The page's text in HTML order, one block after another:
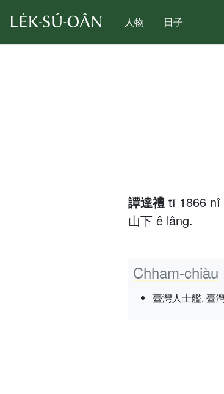
人物 日子
譚達禮 tī 1866 nî
山下 ê lâng.
Chham-chiàu
臺灣人士艦. 臺